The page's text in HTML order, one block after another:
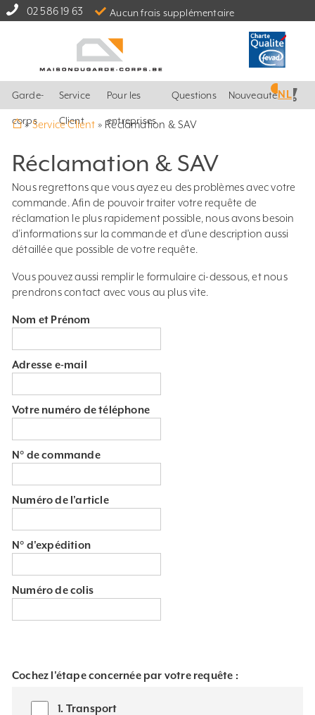
02 586 19 63 Aucun frais supplémentaire
Garde-
corps
Service
Client
Pour les
entreprises
Questions NouveautésNL
⌂»Service Client » Réclamation & SAV
Réclamation & SAV
Nous regrettons que vous ayez eu des problèmes avec votre
commande. Afin de pouvoir traiter votre requête de
réclamation le plus rapidement possible, nous avons besoin
d’informations sur la commande et d’une description aussi
détaillée que possible de votre requête.
Vous pouvez aussi remplir le formulaire ci-dessous, et nous
prendrons contact avec vous au plus vite.
Nom et Prénom
Adresse e-mail
Votre numéro de téléphone
N° de commande
Numéro de l'article
N° d'expédition
Numéro de colis
Cochez l'étape concernée par votre requête :
1. Transport